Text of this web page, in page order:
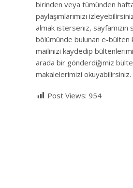
birinden veya tümünden
paylaşımlarımızı
almak isterseniz, sayfamızın
bölümünde bulunan e-bülten
mailinizi kaydedip
arada bir gönderdiğimiz
makalelerimizi okuyabilirsiniz.
Post Views: 954